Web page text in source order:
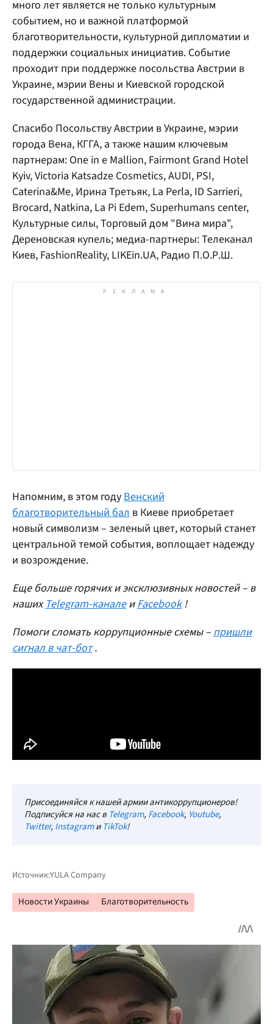
много лет является не только культурным
событием, но и важной платформой
благотворительности, культурной дипломатии и
поддержки социальных инициатив. Событие
проходит при поддержке посольства Австрии в
Украине, мэрии Вены и Киевской городской
государственной администрации.
Спасибо Посольству Австрии в Украине, мэрии
города Вена, КГГА, а также нашим ключевым
партнерам: One in e Mallion, Fairmont Grand Hotel
Kyiv, Victoria Katsadze Cosmetics, AUDI, PSI,
Caterina&Me, Ирина Третьяк, La Perla, ID Sarrieri,
Brocard, Natkina, La Pi Edem, Superhumans center,
Культурные силы, Торговый дом "Вина мира",
Дереновская купель; медиа-партнеры: Телеканал
Киев, FashionReality, LIKEin.UA, Радио П.О.Р.Ш.
Напомним, в этом годуВенский
благотворительный бал в Киеве приобретает
новый символизм – зеленый цвет, который станет
центральной темой события, воплощает надежду
и возрождение.
Еще больше горячих и эксклюзивных новостей – в
нашихTelegram-канале иFacebook !
Помоги сломать коррупционные схемы –пришли
сигнал в чат-бот .
Присоединяйся к нашей армии антикоррупционеров!
Подписуйся на нас в Telegram, Facebook, Youtube,
Twitter, InstagramиTikTok!
Источник:YULA Company
Новости Украины Благотворительность